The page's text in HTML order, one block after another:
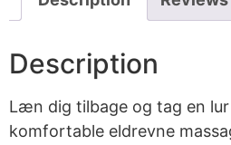
Description
Læn dig tilbage og tag en
komfortable eldrevne